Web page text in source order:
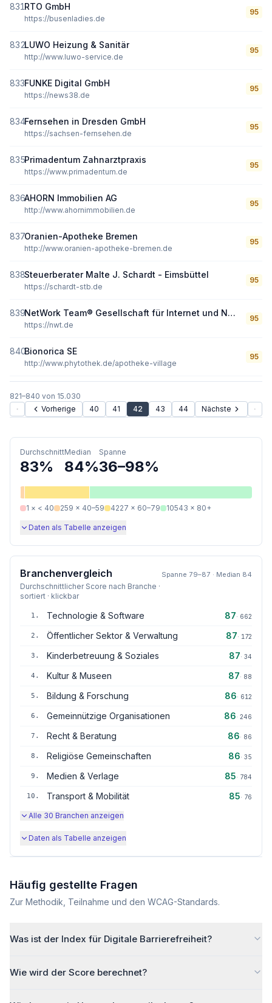
831RTO GmbH
https://busenladies.de
95
832LUWO Heizung & Sanitär
http://www.luwo-service.de
95
833FUNKE Digital GmbH
https://news38.de
95
834Fernsehen in Dresden GmbH
https://sachsen-fernsehen.de
95
835Primadentum Zahnarztpraxis
https://www.primadentum.de
95
836AHORN Immobilien AG
http://www.ahornimmobilien.de
95
837Oranien-Apotheke Bremen
http://www.oranien-apotheke-bremen.de
95
838Steuerberater Malte J. Schardt - Eimsbüttel
https://schardt-stb.de
95
839 NetWork Team® Gesellschaft für Internet und Netzwerktechnik mbH
https://nwt.de
95
840Bionorica SE
http://www.phytothek.de/apotheke-village
95
821–840 von 15.030
Vorherige
40 41 42 43 44 Nächste
Durchschnitt
83%
Median
84%
Spanne
36–98%
1 × < 40 259 × 40–59 4227 × 60–79 10543 × 80+
Daten als Tabelle anzeigen
Branchenvergleich
Durchschnittlicher Score nach Branche ·
sortiert · klickbar
Spanne 79–87 · Median 84
1 . Technologie & Software 87· 662
2 . Öffentlicher Sektor & Verwaltung 87· 172
3 . Kinderbetreuung & Soziales 87· 34
4 . Kultur & Museen 87· 88
5 . Bildung & Forschung 86· 612
6 . Gemeinnützige Organisationen 86· 246
7 . Recht & Beratung 86· 86
8 . Religiöse Gemeinschaften 86· 35
9 . Medien & Verlage 85· 784
10 . Transport & Mobilität 85· 76
Alle 30 Branchen anzeigen
Daten als Tabelle anzeigen
Häufig gestellte Fragen
Zur Methodik, Teilnahme und den WCAG-Standards.
Was ist der Index für Digitale Barrierefreiheit?
Wie wird der Score berechnet?